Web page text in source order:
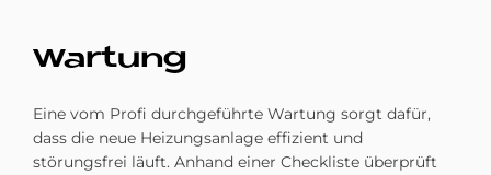
War­tung
Eine vom Profi durchgeführte Wartung sorgt dafür,
dass die neue Heizungsanlage effizient und
störungsfrei läuft. Anhand einer Checkliste überprüft